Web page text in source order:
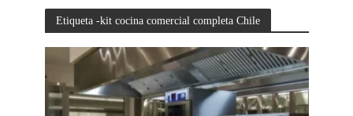
Etiqueta -kit cocina comercial completa Chile